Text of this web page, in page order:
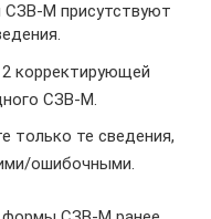
СЗВ-М присутствуют
корректирующей
СЗВ-М.
только те сведения,
ошибочными.